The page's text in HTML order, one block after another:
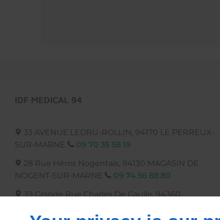
IDF MEDICAL 94
33 AVENUE LEDRU-ROLLIN, 94170 LE PERREUX-
SUR-MARNE
09 70 35 58 19
28 Rue Héros Nogentais, 94130 MAGASIN DE
NOGENT-SUR-MARNE
09 74 56 88 80
39 Grande Rue Charles De Gaulle, 94360